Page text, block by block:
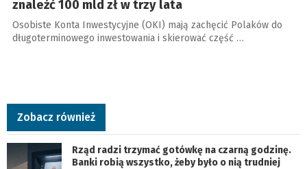
znaleźć 100 mld zł w trzy lata
Osobiste Konta Inwestycyjne (OKI) mają zachęcić Polaków do
długoterminowego inwestowania i skierować część …
Zobacz również
Rząd radzi trzymać gotówkę na czarną godzinę.
Banki robią wszystko, żeby było o nią trudniej